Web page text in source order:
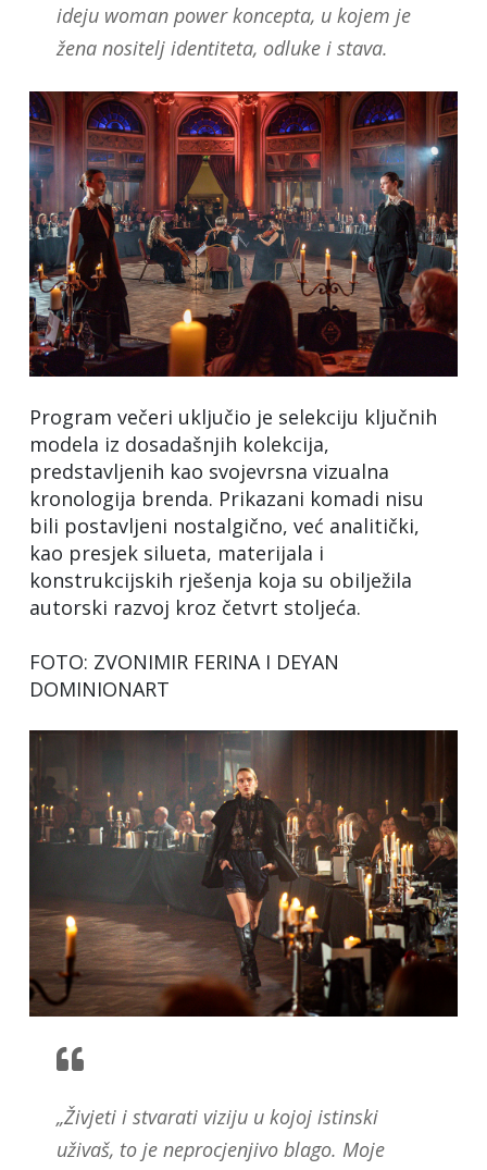
ideju woman power koncepta, u kojem je
žena nositelj identiteta, odluke i stava.
Program večeri uključio je selekciju ključnih
modela iz dosadašnjih kolekcija,
predstavljenih kao svojevrsna vizualna
kronologija brenda. Prikazani komadi nisu
bili postavljeni nostalgično, već analitički,
kao presjek silueta, materijala i
konstrukcijskih rješenja koja su obilježila
autorski razvoj kroz četvrt stoljeća.
FOTO: ZVONIMIR FERINA I DEYAN
DOMINIONART
„Živjeti i stvarati viziju u kojoj istinski
uživaš, to je neprocjenjivo blago. Moje